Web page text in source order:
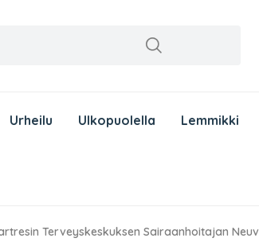
Urheilu Ulkopuolella Lemmikki
Terveyskeskuksen Sairaanhoitajan